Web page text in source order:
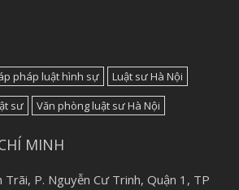
pháp luật hình sự
Luật sư Hà Nội
sư Văn phòng luật sư Hà Nội
MINH
P. Nguyễn Cư Trinh, Quận 1, TP